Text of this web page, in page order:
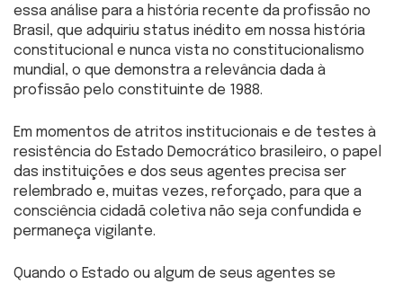
essa análise para a história recente da profissão no
Brasil, que adquiriu status inédito em nossa história
constitucional e nunca vista no constitucionalismo
mundial, o que demonstra a relevância dada à
profissão pelo constituinte de 1988.
Em momentos de atritos institucionais e de testes à
resistência do Estado Democrático brasileiro, o papel
das instituições e dos seus agentes precisa ser
relembrado e, muitas vezes, reforçado, para que a
consciência cidadã coletiva não seja confundida e
permaneça vigilante.
Quando o Estado ou algum de seus agentes se